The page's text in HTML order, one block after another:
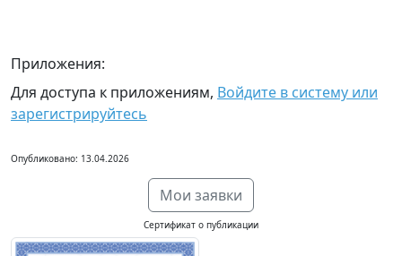
Приложения:
Для доступа к приложениям, Войдите в систему или
зарегистрируйтесь
Опубликовано: 13.04.2026
Мои заявки
Сертификат о публикации